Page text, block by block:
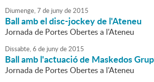
Diumenge,7 de junyde2015
Ball amb el disc-jockey de l'Ateneu
Jornada de Portes Obertes a l'Ateneu
Dissabte,6 de junyde2015
Ball amb l'actuació de Maskedos Grup
Jornada de Portes Obertes a l'Ateneu